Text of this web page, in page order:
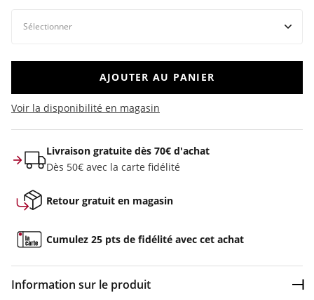
AJOUTER AU PANIER
Voir la disponibilité en magasin
Livraison gratuite dès 70€ d'achat
Dès 50€ avec la carte fidélité
Retour gratuit en magasin
Cumulez 25 pts de fidélité avec cet achat
Information sur le produit